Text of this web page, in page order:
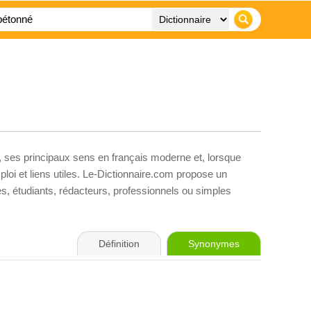
ses principaux sens en français moderne et, lorsque
et liens utiles. Le-Dictionnaire.com propose un
étudiants, rédacteurs, professionnels ou simples
Définition Synonymes